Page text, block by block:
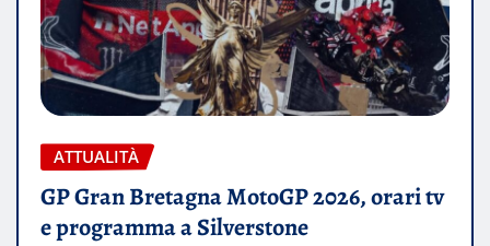
ATTUALITÀ
GP Gran Bretagna MotoGP 2026, orari tv
e programma a Silverstone